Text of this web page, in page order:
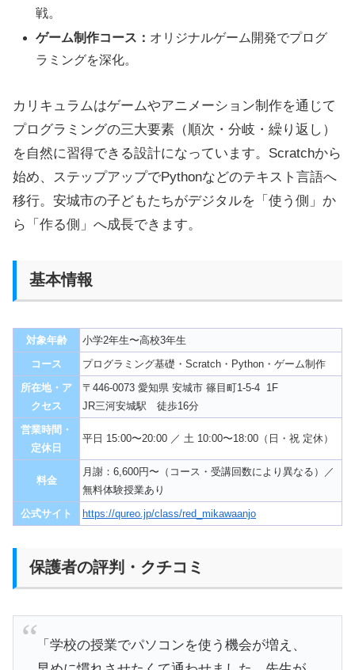
戦。
ゲーム制作コース： オリジナルゲーム開発でプログ
ラミングを深化。
カリキュラムはゲームやアニメーション制作を通じて
プログラミングの三大要素（順次・分岐・繰り返し）
を自然に習得できる設計になっています。Scratchから
始め、ステップアップでPythonなどのテキスト言語へ
移行。安城市の子どもたちがデジタルを「使う側」か
ら「作る側」へ成長できます。
基本情報
対象年齢
小学2年生〜高校3年生
コース
プログラミング基礎・Scratch・Python・ゲーム制作
所在地・ア
クセス
〒446-0073 愛知県 安城市 篠目町1-5-4 1F
JR三河安城駅 徒歩16分
営業時間・
定休日
平日 15:00〜20:00 ／ 土 10:00〜18:00（日・祝 定休）
料金
月謝：6,600円〜（コース・受講回数により異なる）／
無料体験授業あり
公式サイト
https://qureo.jp/class/red_mikawaanjo
保護者の評判・クチコミ
「学校の授業でパソコンを使う機会が増え、